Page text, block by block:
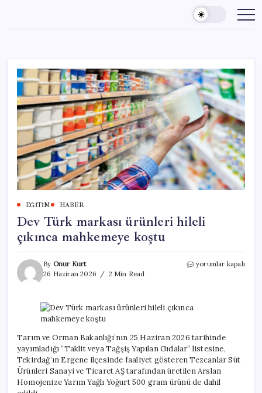
content
EĞITIM HABER
Dev Türk markası ürünleri hileli
çıkınca mahkemeye koştu
By Onur Kurt
26 Haziran 2026
2 Min Read
Dev
koştu
yorumlar kapalı
Tarım ve Orman Bakanlığı’nın 25 Haziran 2026 tarihinde
yayımladığı “Taklit veya Tağşiş Yapılan Gıdalar” listesine,
Tekirdağ’ın Ergene ilçesinde faaliyet gösteren Tezcanlar Süt
Ürünleri Sanayi ve Ticaret AŞ tarafından üretilen Arslan
Homojenize Yarım Yağlı Yoğurt 500 gram ürünü de dahil